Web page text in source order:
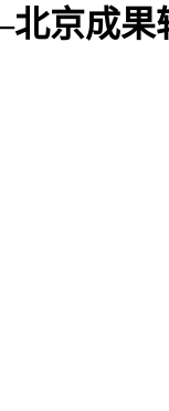
京成果